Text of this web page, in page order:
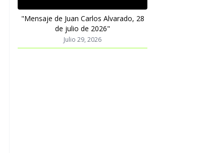
"Mensaje de Juan Carlos Alvarado, 28
de julio de 2026"
Julio 29, 2026